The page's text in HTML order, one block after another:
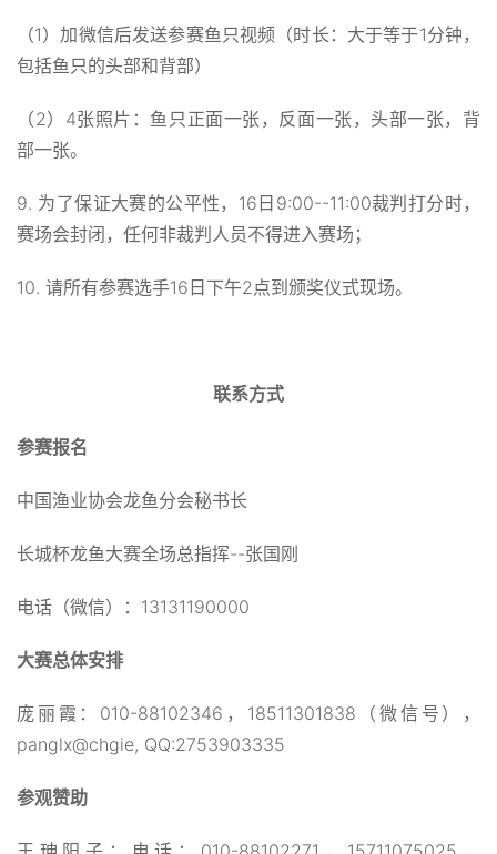
（1）加微信后发送参赛鱼只视频（时长：大于等于1分钟，
包括鱼只的头部和背部）
（2）4张照片：鱼只正面一张，反面一张，头部一张，背
部一张。
9. 为了保证大赛的公平性，16日9:00--11:00裁判打分时，
赛场会封闭，任何非裁判人员不得进入赛场；
10. 请所有参赛选手16日下午2点到颁奖仪式现场。
联系方式
参赛报名
中国渔业协会龙鱼分会秘书长
长城杯龙鱼大赛全场总指挥--张国刚
电话（微信）：13131190000
大赛总体安排
庞丽霞：010-88102346，18511301838（微信号），
panglx@chgie, QQ:2753903335
参观赞助